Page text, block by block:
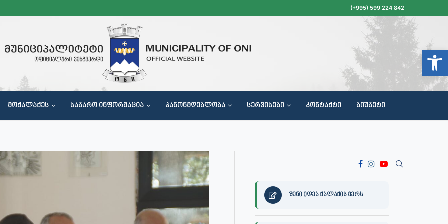
(+995) 599 224 842
ᲛᲝᲥᲐᲚᲐᲥᲔᲡ ᲡᲐᲯᲐᲠᲝ ᲘᲜᲤᲝᲠᲛᲐᲪᲘᲐ ᲙᲐᲜᲝᲜᲛᲓᲔᲑᲚᲝᲑᲐ ᲡᲔᲠᲕᲘᲡᲔᲑᲘ ᲙᲝᲜᲢᲐᲥᲢᲘ ᲑᲘᲣᲯᲔᲢᲘ
შენი იდეა ქალაქის მერს